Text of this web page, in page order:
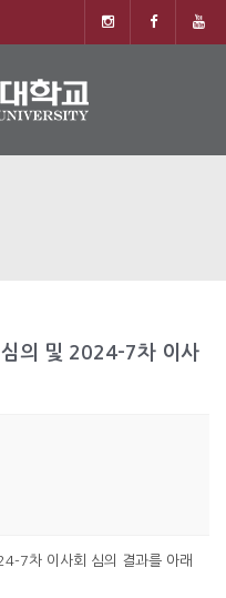
의 및 2024-7차 이사
7차 이사회 심의 결과를 아래